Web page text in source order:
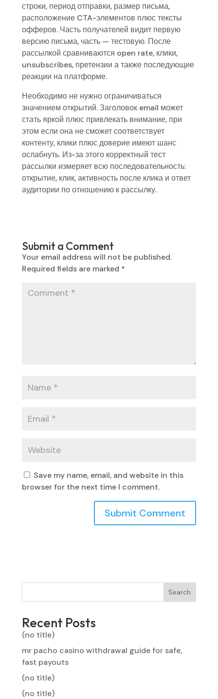
строки, период отправки, размер письма,
расположение CTA-элементов плюс тексты
офферов. Часть получателей видит первую
версию письма, часть — тестовую. После
рассылкой сравниваются open rate, клики,
unsubscribes, претензии а также последующие
реакции на платформе.
Необходимо не нужно ограничиваться
значением открытий. Заголовок email может
стать яркой плюс привлекать внимание, при
этом если она не сможет соответствует
контенту, клики плюс доверие имеют шанс
ослабнуть. Из-за этого корректный тест
рассылки измеряет всю последовательность:
открытие, клик, активность после клика и ответ
аудитории по отношению к рассылку.
Submit a Comment
Your email address will not be published.
Required fields are marked *
Save my name, email, and website in this
browser for the next time I comment.
Search
Recent Posts
(no title)
mr pacho casino withdrawal guide for safe,
fast payouts
(no title)
(no title)